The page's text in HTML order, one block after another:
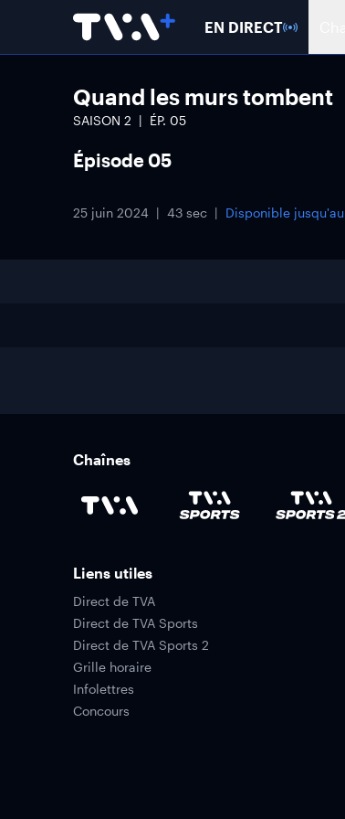
EN DIRECT
Quand les murs tombent
SAISON 2 ÉP. 05
Épisode 05
25 juin 2024 43 sec Disponible jusqu'au
Chaînes
Liens utiles
Direct de TVA
Direct de TVA Sports
Direct de TVA Sports 2
Grille horaire
Infolettres
Concours